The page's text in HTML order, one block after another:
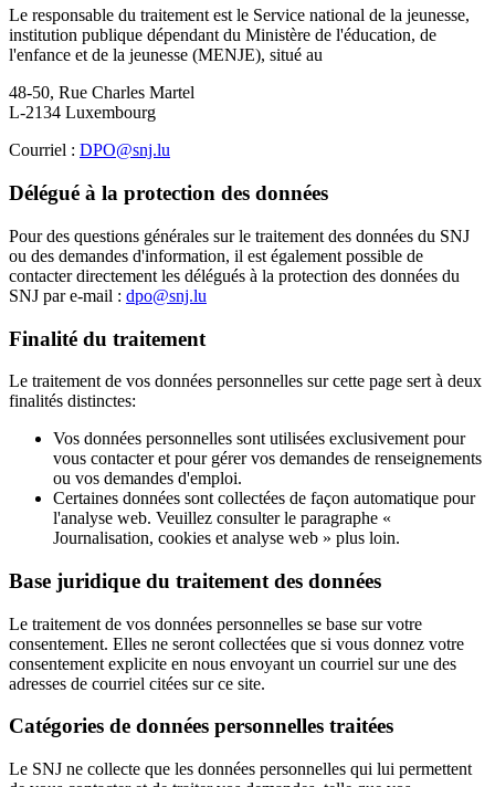
Le responsable du traitement est le Service national de la jeunesse,
institution publique dépendant du Ministère de l'éducation, de
l'enfance et de la jeunesse (MENJE), situé au
48-50, Rue Charles Martel
L-2134 Luxembourg
Courriel : DPO@snj.lu
Délégué à la protection des données
Pour des questions générales sur le traitement des données du SNJ
ou des demandes d'information, il est également possible de
contacter directement les délégués à la protection des données du
SNJ par e-mail : dpo@snj.lu
Finalité du traitement
Le traitement de vos données personnelles sur cette page sert à deux
finalités distinctes:
Vos données personnelles sont utilisées exclusivement pour
vous contacter et pour gérer vos demandes de renseignements
ou vos demandes d'emploi.
Certaines données sont collectées de façon automatique pour
l'analyse web. Veuillez consulter le paragraphe «
Journalisation, cookies et analyse web » plus loin.
Base juridique du traitement des données
Le traitement de vos données personnelles se base sur votre
consentement. Elles ne seront collectées que si vous donnez votre
consentement explicite en nous envoyant un courriel sur une des
adresses de courriel citées sur ce site.
Catégories de données personnelles traitées
Le SNJ ne collecte que les données personnelles qui lui permettent